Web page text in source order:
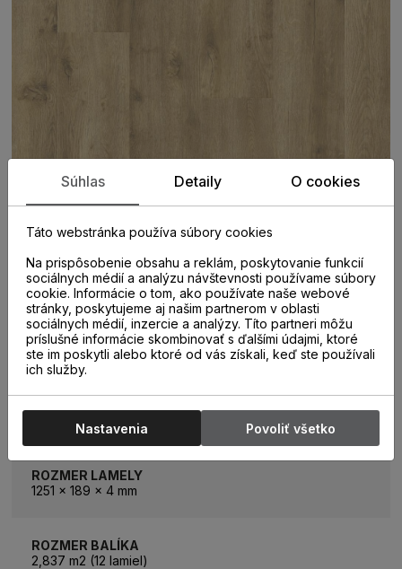
PARAMETRE
Vinylová podlaha
ROZMER LAMELY
1251 x 189 x 4 mm
ROZMER BALÍKA
2,837 m2 (12 lamiel)
Súhlas Detaily O cookies
Táto webstránka používa súbory cookies
Na prispôsobenie obsahu a reklám, poskytovanie funkcií
sociálnych médií a analýzu návštevnosti používame súbory
cookie. Informácie o tom, ako používate naše webové
stránky, poskytujeme aj našim partnerom v oblasti
sociálnych médií, inzercie a analýzy. Títo partneri môžu
príslušné informácie skombinovať s ďalšími údajmi, ktoré
ste im poskytli alebo ktoré od vás získali, keď ste používali
ich služby.
Nastavenia Povoliť všetko